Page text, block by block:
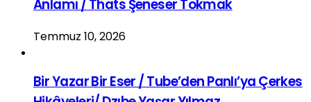
Anlamı / Thats Şeneser Tokmak
Temmuz 10, 2026
Bir Yazar Bir Eser / Tube’den Panlı’ya Çerkes